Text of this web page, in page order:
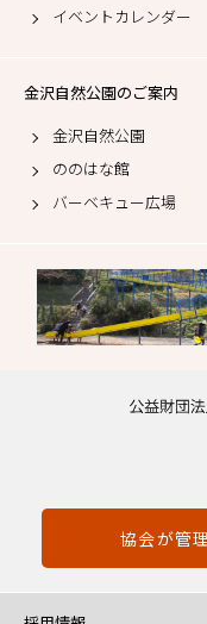
イベントカレンダー
金沢自然公園のご案内
金沢自然公園
ののはな館
バーベキュー広場
協会が管